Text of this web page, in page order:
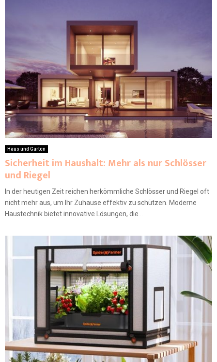
Haus und Garten
Sicherheit im Haushalt: Mehr als nur Schlösser
und Riegel
In der heutigen Zeit reichen herkömmliche Schlösser und Riegel oft
nicht mehr aus, um Ihr Zuhause effektiv zu schützen. Moderne
Haustechnik bietet innovative Lösungen, die...